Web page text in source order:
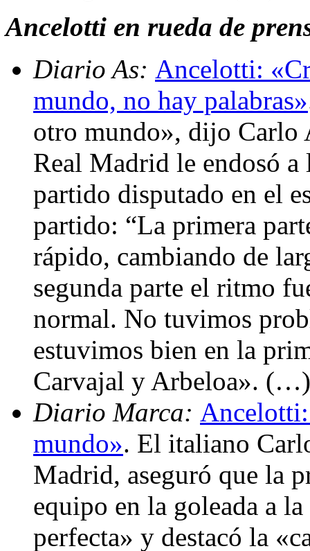
Ancelotti en rueda de
Diario As: Ancelotti:
mundo, no hay palabras»
otro mundo», dijo Carlo
Real Madrid le endosó
partido disputado en el
partido: “La primera
rápido, cambiando de
segunda parte el ritmo
normal. No tuvimos
estuvimos bien en la
Carvajal y Arbeloa». (…)
Diario Marca:
mundo». El italiano
Madrid, aseguró que la
equipo en la goleada a
perfecta» y destacó la